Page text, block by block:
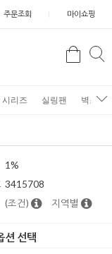
주문조회 마이쇼핑
검
시리즈 실링팬 벽조명
1%
3415708
(조건) 지역별
션 선택